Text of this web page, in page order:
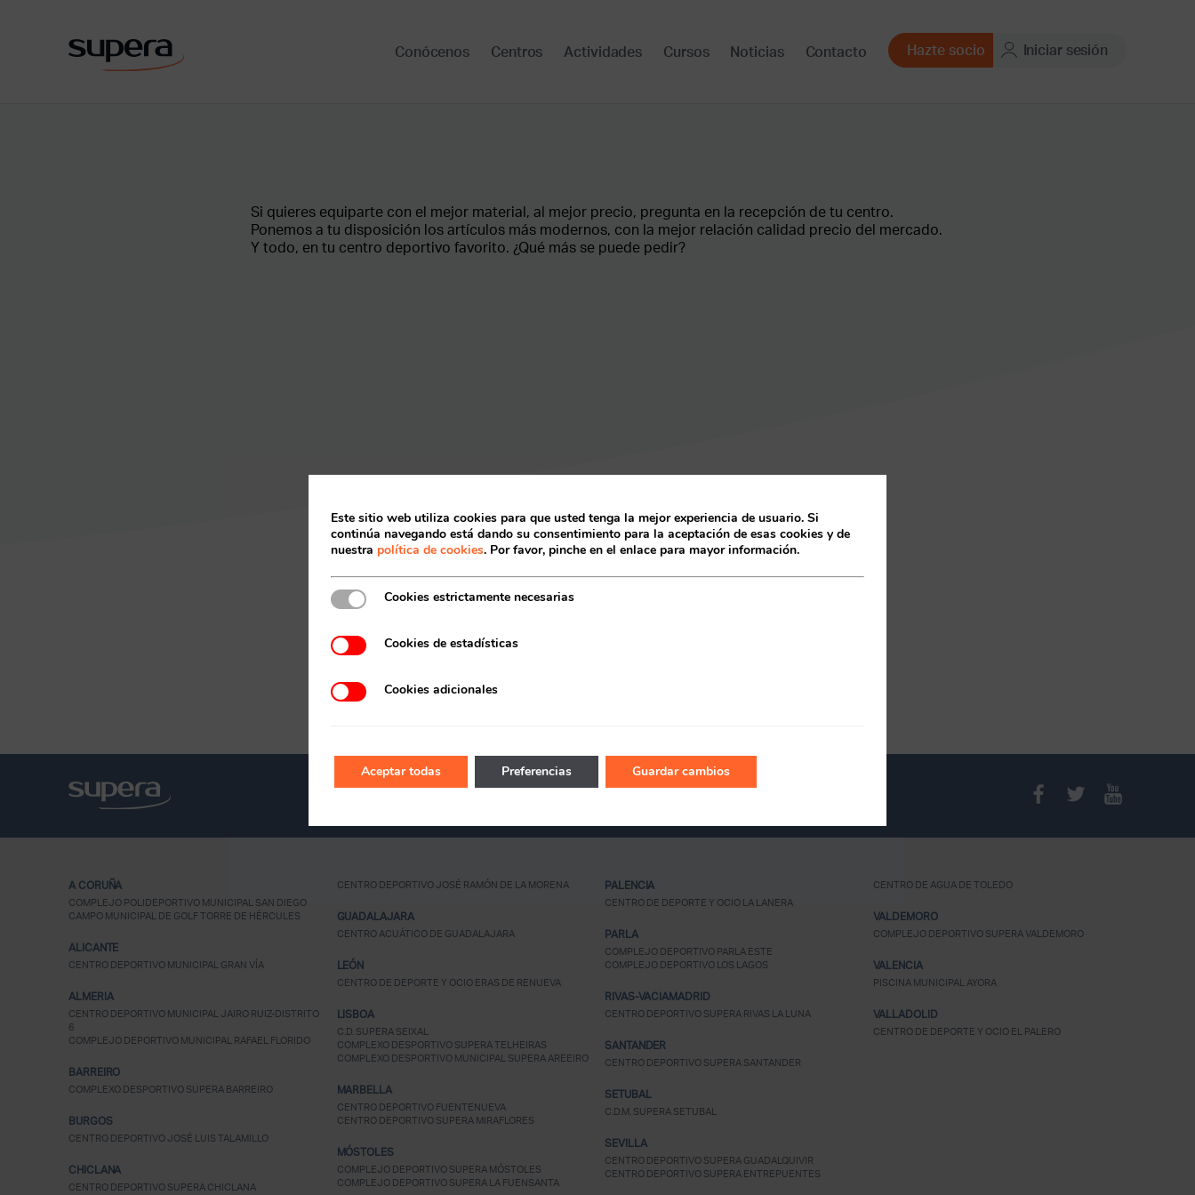
Acceso socios
estas registrado?
contraseña?
Conócenos Centros Actividades Cursos Noticias Contacto Hazte socio Iniciar sesión
Si quieres equiparte con el mejor material, al mejor precio, pregunta en la recepción de tu centro.
Ponemos a tu disposición los artículos más modernos, con la mejor relación calidad precio del mercado.
Y todo, en tu centro deportivo favorito. ¿Qué más se puede pedir?
A CORUÑA
COMPLEJO POLIDEPORTIVO MUNICIPAL SAN DIEGO
CAMPO MUNICIPAL DE GOLF TORRE DE HÉRCULES
ALICANTE
CENTRO DEPORTIVO MUNICIPAL GRAN VÍA
ALMERIA
CENTRO DEPORTIVO MUNICIPAL JAIRO RUIZ-DISTRITO
6
COMPLEJO DEPORTIVO MUNICIPAL RAFAEL FLORIDO
BARREIRO
COMPLEXO DESPORTIVO SUPERA BARREIRO
BURGOS
CENTRO DEPORTIVO JOSÉ LUIS TALAMILLO
CHICLANA
CENTRO DEPORTIVO SUPERA CHICLANA
CENTRO DEPORTIVO JOSÉ RAMÓN DE LA MORENA
GUADALAJARA
CENTRO ACUÁTICO DE GUADALAJARA
LEÓN
CENTRO DE DEPORTE Y OCIO ERAS DE RENUEVA
LISBOA
C.D. SUPERA SEIXAL
COMPLEXO DESPORTIVO SUPERA TELHEIRAS
COMPLEXO DESPORTIVO MUNICIPAL SUPERA AREEIRO
MARBELLA
CENTRO DEPORTIVO FUENTENUEVA
CENTRO DEPORTIVO SUPERA MIRAFLORES
MÓSTOLES
COMPLEJO DEPORTIVO SUPERA MÓSTOLES
COMPLEJO DEPORTIVO SUPERA LA FUENSANTA
PALENCIA
CENTRO DE DEPORTE Y OCIO LA LANERA
PARLA
COMPLEJO DEPORTIVO PARLA ESTE
COMPLEJO DEPORTIVO LOS LAGOS
RIVAS-VACIAMADRID
CENTRO DEPORTIVO SUPERA RIVAS LA LUNA
SANTANDER
CENTRO DEPORTIVO SUPERA SANTANDER
SETUBAL
C.D.M. SUPERA SETUBAL
SEVILLA
CENTRO DEPORTIVO SUPERA GUADALQUIVIR
CENTRO DEPORTIVO SUPERA ENTREPUENTES
CENTRO DE AGUA DE TOLEDO
VALDEMORO
COMPLEJO DEPORTIVO SUPERA VALDEMORO
VALENCIA
PISCINA MUNICIPAL AYORA
VALLADOLID
CENTRO DE DEPORTE Y OCIO EL PALERO
Este sitio web utiliza cookies para que usted tenga la mejor experiencia de usuario. Si
continúa navegando está dando su consentimiento para la aceptación de esas cookies y de
nuestra política de cookies. Por favor, pinche en el enlace para mayor información.
Cookies estrictamente necesarias
Cookies de estadísticas
Cookies adicionales
Aceptar todas Preferencias Guardar cambios